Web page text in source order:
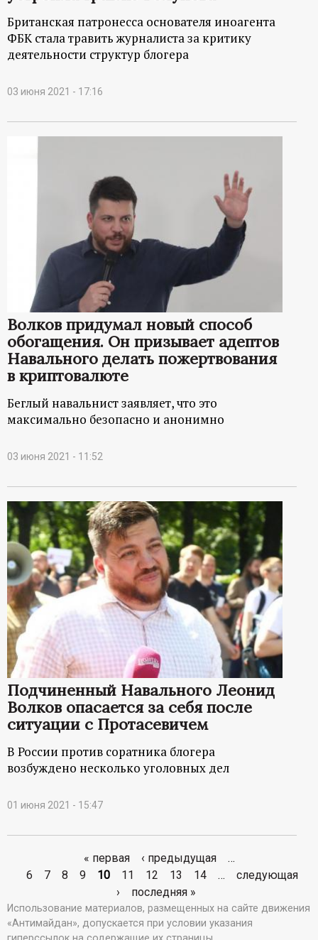
Британская патронесса основателя иноагента
ФБК стала травить журналиста за критику
деятельности структур блогера
03 июня 2021 - 17:16
Волков придумал новый способ
обогащения. Он призывает адептов
Навального делать пожертвования
в криптовалюте
Беглый навальнист заявляет, что это
максимально безопасно и анонимно
03 июня 2021 - 11:52
Подчиненный Навального Леонид
Волков опасается за себя после
ситуации с Протасевичем
В России против соратника блогера
возбуждено несколько уголовных дел
01 июня 2021 - 15:47
т
р
« первая ‹ предыдущая
…
6
7 8 9 10 11 12 13 14 …
следующая
›
последняя »
Использование материалов, размещенных на сайте движения
«Антимайдан», допускается при условии указания